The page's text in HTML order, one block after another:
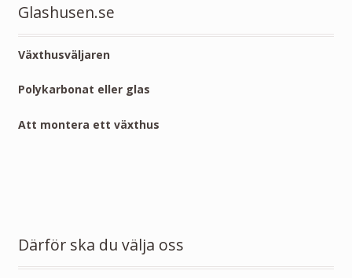
Glashusen.se
Växthusväljaren
Polykarbonat eller glas
Att montera ett växthus
Därför ska du välja oss